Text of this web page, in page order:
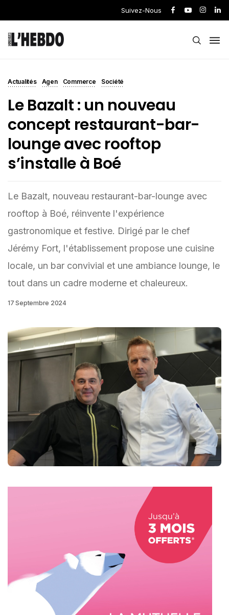
Suivez-Nous
Actualités Agen Commerce Société
Le Bazalt : un nouveau
concept restaurant-bar-
lounge avec rooftop
s’installe à Boé
Le Bazalt, nouveau restaurant-bar-lounge avec
rooftop à Boé, réinvente l'expérience
gastronomique et festive. Dirigé par le chef
Jérémy Fort, l'établissement propose une cuisine
locale, un bar convivial et une ambiance lounge, le
tout dans un cadre moderne et chaleureux.
17 Septembre 2024